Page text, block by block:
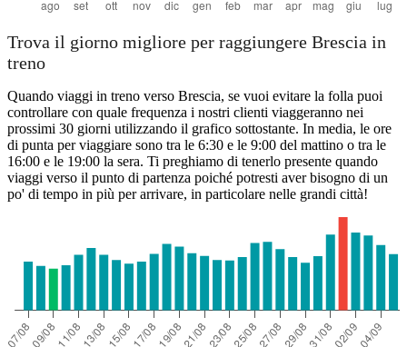
Trova il giorno migliore per raggiungere Brescia in
treno
Quando viaggi in treno verso Brescia, se vuoi evitare la folla puoi
controllare con quale frequenza i nostri clienti viaggeranno nei
prossimi 30 giorni utilizzando il grafico sottostante. In media, le ore
di punta per viaggiare sono tra le 6:30 e le 9:00 del mattino o tra le
16:00 e le 19:00 la sera. Ti preghiamo di tenerlo presente quando
viaggi verso il punto di partenza poiché potresti aver bisogno di un
po' di tempo in più per arrivare, in particolare nelle grandi città!